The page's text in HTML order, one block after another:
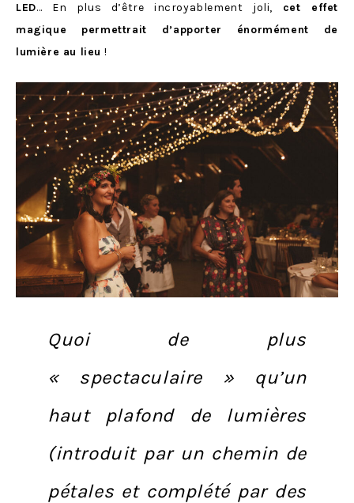
LED… En plus d’être incroyablement joli, cet effet
magique permettrait d’apporter énormément de
lumière au lieu !
Quoi de plus
« spectaculaire » qu’un
haut plafond de lumières
(introduit par un chemin de
pétales et complété par des